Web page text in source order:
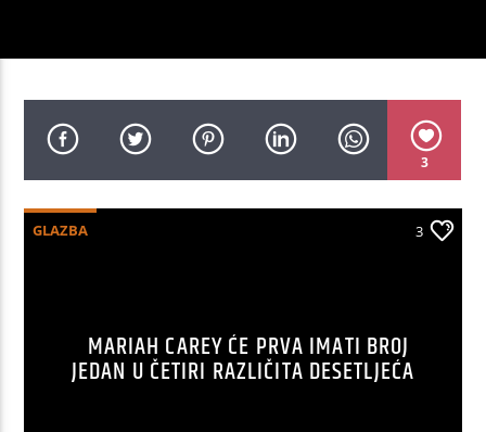
3
GLAZBA 3
MARIAH CAREY ĆE PRVA IMATI BROJ
JEDAN U ČETIRI RAZLIČITA DESETLJEĆA